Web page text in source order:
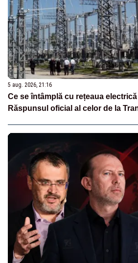
5 aug. 2026, 21:16
Ce se întâmplă cu rețeaua
Răspunsul oficial al celor de la